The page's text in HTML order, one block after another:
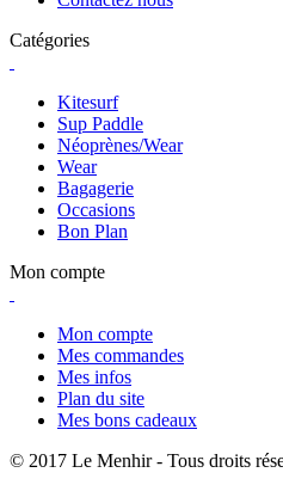
Catégories
Kitesurf
Sup Paddle
Néoprènes/Wear
Wear
Bagagerie
Occasions
Bon Plan
Mon compte
Mon compte
Mes commandes
Mes infos
Plan du site
Mes bons cadeaux
© 2017 Le Menhir - Tous droits